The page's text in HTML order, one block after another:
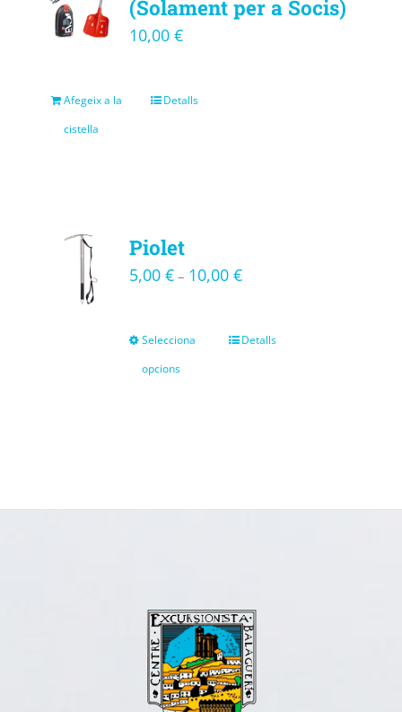
(Solament per a Socis)
10,00 €
Afegeix a la
cistella
Detalls
Piolet
5,00 €– 10,00 €
Selecciona
opcions
Detalls